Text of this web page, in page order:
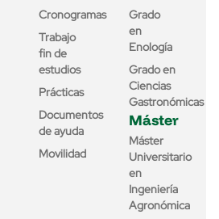
Cronogramas
Trabajo
fin de
estudios
Prácticas
Documentos
de ayuda
Movilidad
Grado
en
Enología
Grado en
Ciencias
Gastronómicas
Máster
Máster
Universitario
en
Ingeniería
Agronómica